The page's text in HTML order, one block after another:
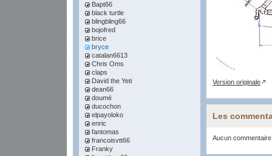
Bapt66
black turtle
blingbling66
bojofred
brice
bryce
catalan6613
Chris Oms
claps
David the Yeti
dean66
doumé
ducochon
elpayoloko
enric
fantomas
francoisvtt66
Franky
Version originale
Les
Aucun